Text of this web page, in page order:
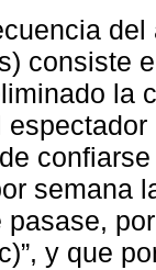
consiste
la
semana
y que